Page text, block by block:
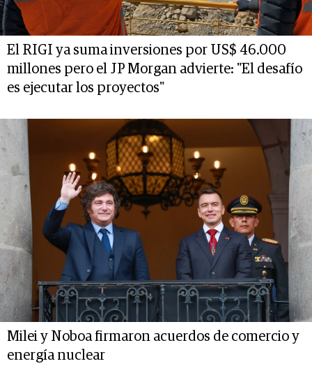
El RIGI ya suma inversiones por US$ 46.000
millones pero el JP Morgan advierte: "El desafío
es ejecutar los proyectos"
Milei y Noboa firmaron acuerdos de comercio y
energía nuclear